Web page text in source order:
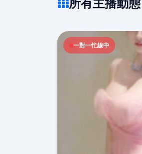
一對一忙線中